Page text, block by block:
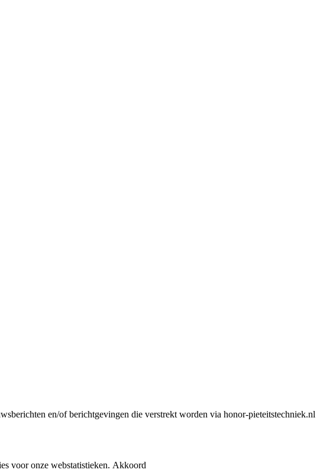
en/of berichtgevingen die verstrekt worden via honor-pieteitstechniek.nl
voor onze webstatistieken. Akkoord